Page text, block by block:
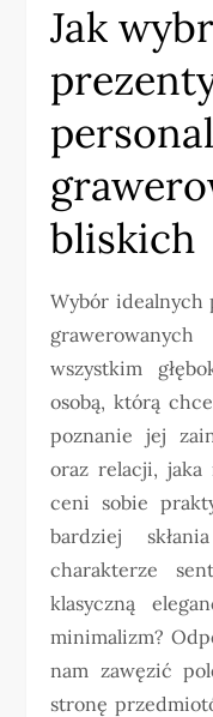
Jak
bliskich
Wybór idealnych
wszystkim
osobą, którą
poznanie jej
oraz relacji, jaka
ceni sobie
bardziej
charakterze
klasyczną
minimalizm?
nam zawęzić
stronę